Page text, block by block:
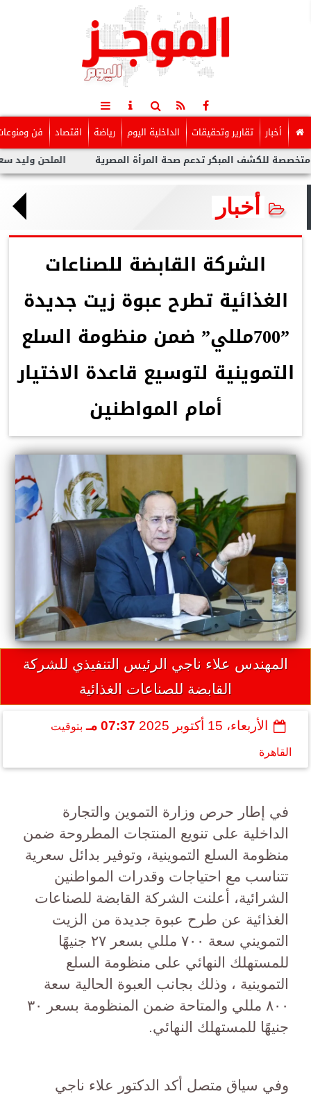
أخبار تقارير وتحقيقات الداخلية اليوم رياضة اقتصاد فن
الملحن وليد سعد : أزمة المبكر تدعم صحة المرأة المصرية
أخبار
الشركة القابضة للصناعات
الغذائية تطرح عبوة زيت جديدة
”700مللي” ضمن منظومة السلع
التموينية لتوسيع قاعدة الاختيار
أمام المواطنين
المهندس علاء ناجي الرئيس التنفيذي للشركة
القابضة للصناعات الغذائية
الأربعاء، 15 أكتوبر 2025 07:37 مـ بتوقيت
القاهرة
في إطار حرص وزارة التموين والتجارة
الداخلية على تنويع المنتجات المطروحة ضمن
منظومة السلع التموينية، وتوفير بدائل سعرية
تتناسب مع احتياجات وقدرات المواطنين
الشرائية، أعلنت الشركة القابضة للصناعات
الغذائية عن طرح عبوة جديدة من الزيت
التمويني سعة ٧٠٠ مللي بسعر ٢٧ جنيهًا
للمستهلك النهائي على منظومة السلع
التموينية ، وذلك بجانب العبوة الحالية سعة
٨٠٠ مللي والمتاحة ضمن المنظومة بسعر ٣٠
جنيهًا للمستهلك النهائي.
وفي سياق متصل أكد الدكتور علاء ناجي